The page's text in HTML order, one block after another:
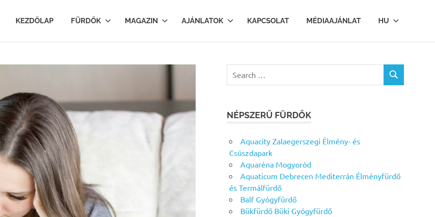
KEZDŐLAP FÜRDŐK MAGAZIN AJÁNLATOK KAPCSOLAT MÉDIAAJÁNLAT HU
for:
SEARCH
NÉPSZERŰ FÜRDŐK
Aquacity Zalaegerszegi Élmény- és
Csúszdapark
Aquaréna Mogyoród
Aquaticum Debrecen Mediterrán Élményfürdő
és Termálfürdő
Balf Gyógyfürdő
Bükfürdő Büki Gyógyfürdő